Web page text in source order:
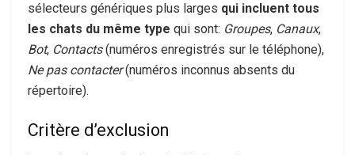
sélecteurs génériques plus larges qui incluent tous
les chats du même type qui sont: Groupes, Canaux,
Bot, Contacts(numéros enregistrés sur le téléphone),
Ne pas contacter(numéros inconnus absents du
répertoire).
Critère d’exclusion